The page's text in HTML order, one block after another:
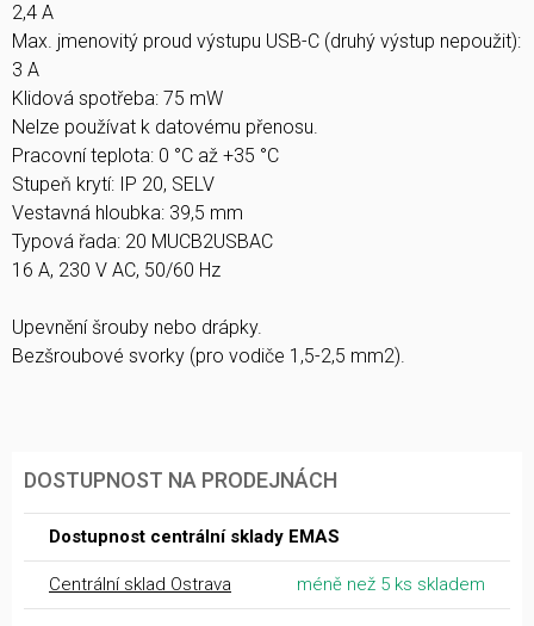
2,4 A
Max. jmenovitý proud výstupu USB-C (druhý výstup nepoužit):
3 A
Klidová spotřeba: 75 mW
Nelze používat k datovému přenosu.
Pracovní teplota: 0 °C až +35 °C
Stupeň krytí: IP 20, SELV
Vestavná hloubka: 39,5 mm
Typová řada: 20 MUCB2USBAC
16 A, 230 V AC, 50/60 Hz
Upevnění šrouby nebo drápky.
Bezšroubové svorky (pro vodiče 1,5-2,5 mm2).
DOSTUPNOST NA PRODEJNÁCH
Dostupnost centrální sklady EMAS
Centrální sklad Ostrava méně než 5 ks skladem